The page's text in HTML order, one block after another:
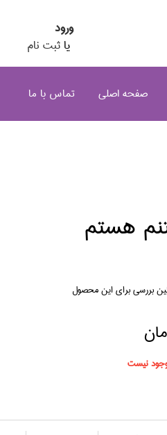
ورود
یا ثبت نام
صفحه اصلی تماس با ما
هستم
بررسی برای این محصول
نیست